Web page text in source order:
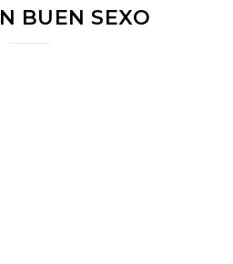
BUEN SEXO